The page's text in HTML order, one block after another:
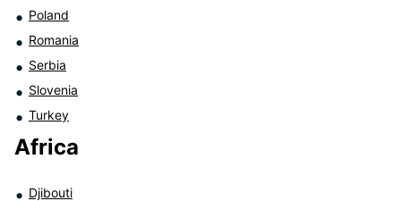
Poland
Romania
Serbia
Slovenia
Turkey
Africa
Djibouti